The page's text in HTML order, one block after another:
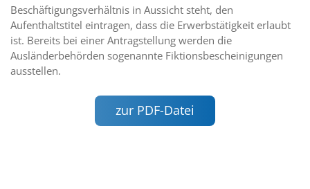
Beschäftigungsverhältnis in Aussicht steht, den
Aufenthaltstitel eintragen, dass die Erwerbstätigkeit erlaubt
ist. Bereits bei einer Antragstellung werden die
Ausländerbehörden sogenannte Fiktionsbescheinigungen
ausstellen.
zur PDF-Datei